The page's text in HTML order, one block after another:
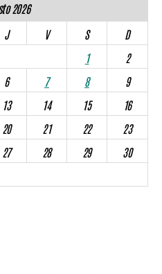
2026
J V S
D
1
2
6 7 8
9
13 14 15
16
20 21 22
23
27 28 29
30